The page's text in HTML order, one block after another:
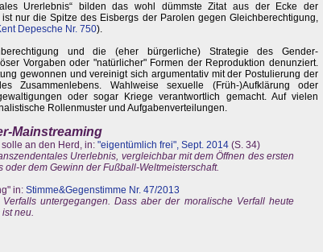
Urerlebnis“ bilden das wohl dümmste Zitat aus der Ecke der
nur die Spitze des Eisbergs der Parolen gegen Gleichberechtigung,
Depesche Nr. 750).
und die (eher bürgerliche) Strategie des Gender-
Vorgaben oder "natürlicher" Formen der Reproduktion denunziert.
gewonnen und vereinigt sich argumentativ mit der Postulierung der
Zusammenlebens. Wahlweise sexuelle (Früh-)Aufklärung oder
oder sogar Kriege verantwortlich gemacht. Auf vielen
Rollenmuster und Aufgabenverteilungen.
Mainstreaming
an den Herd, in: "eigentümlich frei", Sept. 2014 (S. 34)
Urerlebnis, vergleichbar mit dem Öffnen des ersten
dem Gewinn der Fußball-Weltmeisterschaft.
in: Stimme&Gegenstimme Nr. 47/2013
untergegangen. Dass aber der moralische Verfall heute
neu.